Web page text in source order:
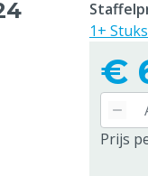
€
Prijs
1+ Stuks